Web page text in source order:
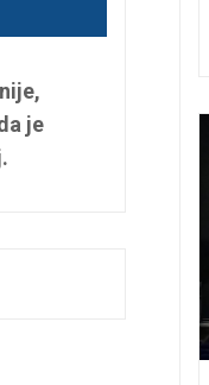
je
OBAVIJEST O